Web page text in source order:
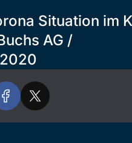
Situation im
AG /